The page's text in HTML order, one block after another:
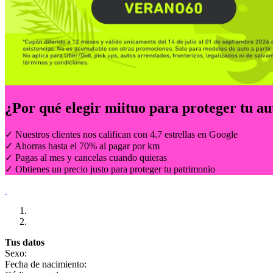
¿Por qué elegir miituo para proteger tu
✓ Nuestros clientes nos califican con 4.7 estrellas en Google
✓ Ahorras hasta el 70% al pagar por km
✓ Pagas al mes y cancelas cuando quieras
✓ Obtienes un precio justo para proteger tu patrimonio
Tus datos
Sexo:
Fecha de nacimiento: